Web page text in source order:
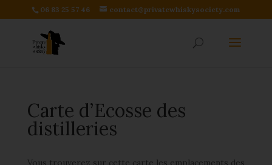
06 83 25 57 46 contact@privatewhiskysociety.com
Carte d’Ecosse des
distilleries
Vous trouverez sur cette carte les emplacements des